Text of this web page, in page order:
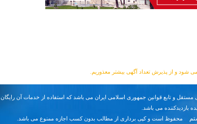
مستقل و تابع قوانین جمهوری اسلامی ایران می باشد که استفاده از خدمات آن رایگان
بازدیدکننده می باشد.
محفوظ است و کپی برداری از مطالب بدون کسب اجازه ممنوع می باشد.